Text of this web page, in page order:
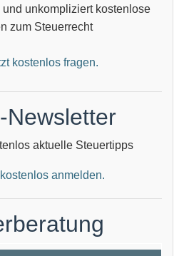
unkompliziert kostenlose
zum Steuerrecht
kostenlos fragen.
Newsletter
aktuelle Steuertipps
anmelden.